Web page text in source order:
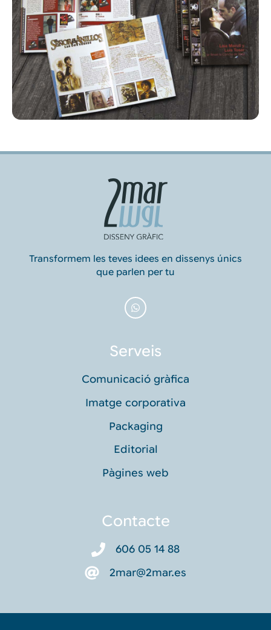
Transformem les teves idees en dissenys únics
que parlen per tu
Serveis
Comunicació gràfica
Imatge corporativa
Packaging
Editorial
Pàgines web
Contacte
606 05 14 88
2mar@2mar.es